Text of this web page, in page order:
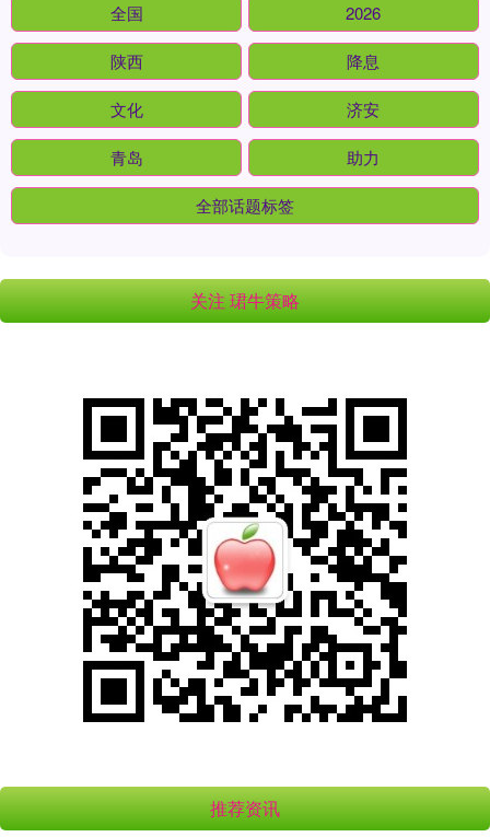
全国 2026
陕西 降息
文化 济安
青岛 助力
全部话题标签
关注 珺牛策略
推荐资讯